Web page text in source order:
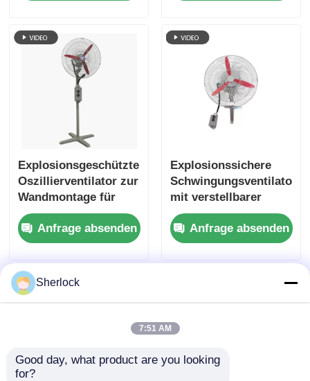
Explosionsgeschützter
Oszillierventilator zur
Wandmontage für
explosionsgefährdete
Bereiche
Anfrage absenden
Explosionssichere
Schwingungsventilator
mit verstellbarer
Schwingung
Anfrage absenden
Sherlock
7:51 AM
Good day, what product are you looking
for?